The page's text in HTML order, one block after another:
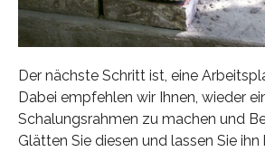
Der nächste Schritt ist, eine
Dabei empfehlen wir Ihnen, wieder
Schalungsrahmen zu machen und
Glätten Sie diesen und lassen Sie